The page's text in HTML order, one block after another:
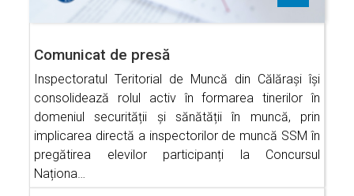
Comunicat de presă
Inspectoratul Teritorial de Muncă din Călărași își
consolidează rolul activ în formarea tinerilor în
domeniul securității și sănătății în muncă, prin
implicarea directă a inspectorilor de muncă SSM în
pregătirea elevilor participanți la Concursul
Naționa…